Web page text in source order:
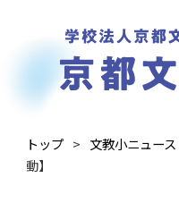
トップ 文教小ニュース
動】